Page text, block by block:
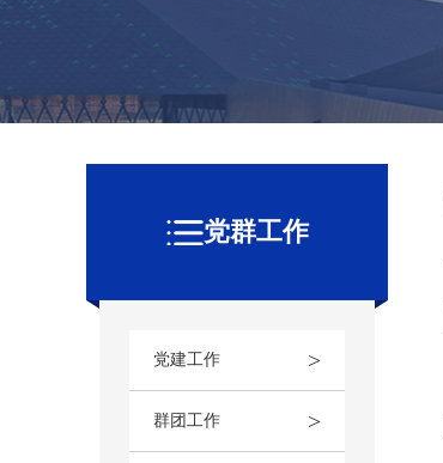
党群工作
党建工作 >
群团工作 >